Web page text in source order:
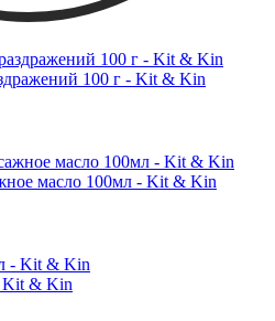
100 г - Kit & Kin
масло 100мл - Kit & Kin
Kit & Kin